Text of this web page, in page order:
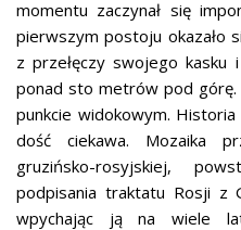
momentu zaczynał się
pierwszym postoju okazało
z przełęczy swojego kasku
ponad sto metrów pod
punkcie widokowym.
dość ciekawa. Mozaika
gruzińsko-rosyjskiej,
podpisania traktatu Rosji z
wpychając ją na wiele